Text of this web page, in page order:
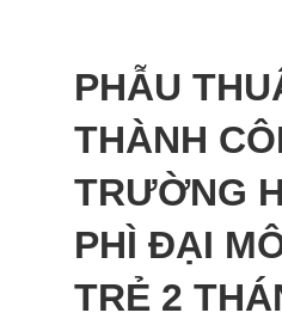
PHẪU
THÀNH
TRƯỜNG
PHÌ ĐẠI
TRẺ 2